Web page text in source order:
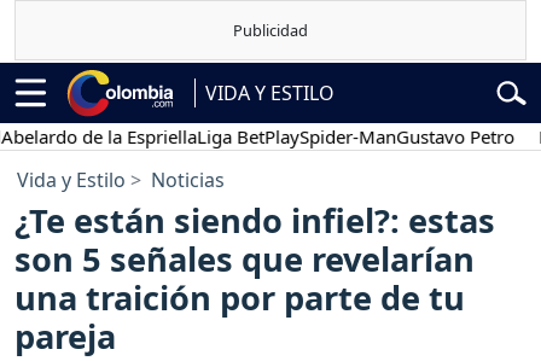
VIDA Y ESTILO
de la EspriellaLiga BetPlaySpider-ManGustavo Petro
Vida y Estilo Noticias
¿Te están siendo infiel?: estas
son 5 señales que revelarían
una traición por parte de tu
pareja